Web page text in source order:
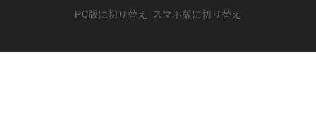
PC版に切り替え スマホ版に切り替え